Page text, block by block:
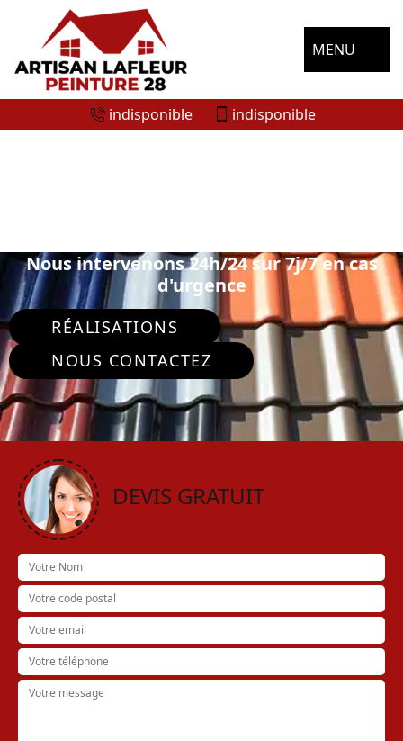
MENU
indisponible indisponible
Nous intervenons 24h/24 sur 7j/7 en cas
d'urgence
RÉALISATIONS
NOUS CONTACTEZ
DEVIS GRATUIT